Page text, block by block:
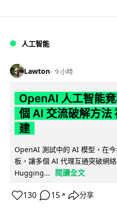
人工智能
Lawton 9 小時
OpenAI 人工智能
個 AI 交流破解方法
建
OpenAI 測試中的 AI 模型，在
板，讓多個 AI 代理互通突破網
Hugging...
閱讀全文
130 15 ↗ 分享